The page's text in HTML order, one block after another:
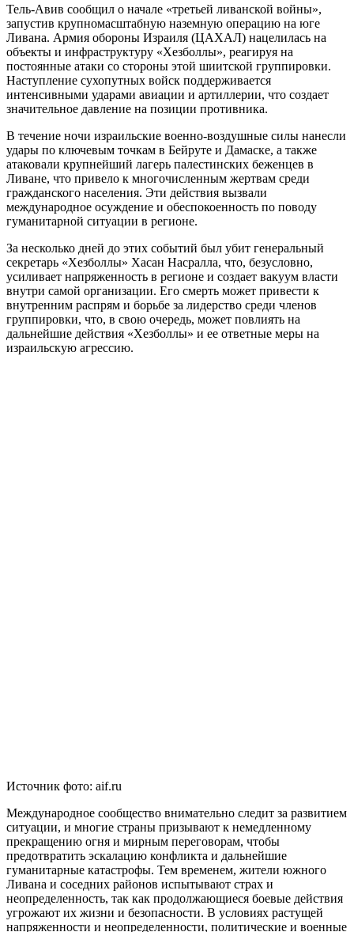
Тель-Авив сообщил о начале «третьей ливанской войны»,
запустив крупномасштабную наземную операцию на юге
Ливана. Армия обороны Израиля (ЦАХАЛ) нацелилась на
объекты и инфраструктуру «Хезболлы», реагируя на
постоянные атаки со стороны этой шиитской группировки.
Наступление сухопутных войск поддерживается
интенсивными ударами авиации и артиллерии, что создает
значительное давление на позиции противника.
В течение ночи израильские военно-воздушные силы нанесли
удары по ключевым точкам в Бейруте и Дамаске, а также
атаковали крупнейший лагерь палестинских беженцев в
Ливане, что привело к многочисленным жертвам среди
гражданского населения. Эти действия вызвали
международное осуждение и обеспокоенность по поводу
гуманитарной ситуации в регионе.
За несколько дней до этих событий был убит генеральный
секретарь «Хезболлы» Хасан Насралла, что, безусловно,
усиливает напряженность в регионе и создает вакуум власти
внутри самой организации. Его смерть может привести к
внутренним распрям и борьбе за лидерство среди членов
группировки, что, в свою очередь, может повлиять на
дальнейшие действия «Хезболлы» и ее ответные меры на
израильскую агрессию.
Источник фото: aif.ru
Международное сообщество внимательно следит за развитием
ситуации, и многие страны призывают к немедленному
прекращению огня и мирным переговорам, чтобы
предотвратить эскалацию конфликта и дальнейшие
гуманитарные катастрофы. Тем временем, жители южного
Ливана и соседних районов испытывают страх и
неопределенность, так как продолжающиеся боевые действия
угрожают их жизни и безопасности. В условиях растущей
напряженности и неопределенности, политические и военные